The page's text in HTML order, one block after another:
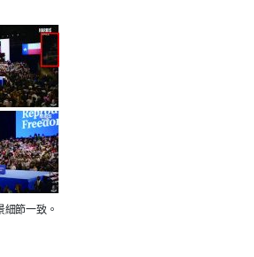
節一致。